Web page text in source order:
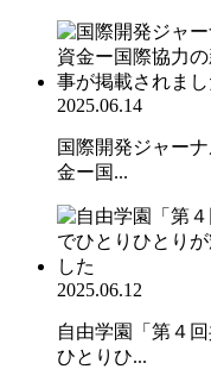
2025.06.14
国際開発ジャー
金ー国...
2025.06.12
自由学園「第４
ひとりひ...